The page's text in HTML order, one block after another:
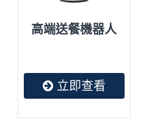
高端送餐機器人
立即查看